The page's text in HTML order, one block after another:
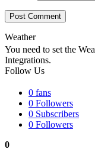
Weather
You need to set the
Integrations.
Follow Us
0 fans
0 Followers
0 Subscribers
0 Followers
0